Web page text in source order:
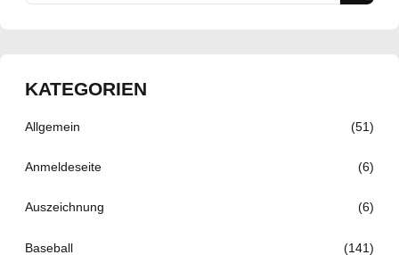
KATEGORIEN
Allgemein (51)
Anmeldeseite (6)
Auszeichnung (6)
Baseball (141)